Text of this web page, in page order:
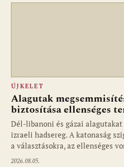
ÚJKELET
Alagutak
biztosítása ellenséges
Dél-libanoni és gázai
izraeli hadsereg. A katonaság
a választásokra, az ellenséges
2026.08.05.